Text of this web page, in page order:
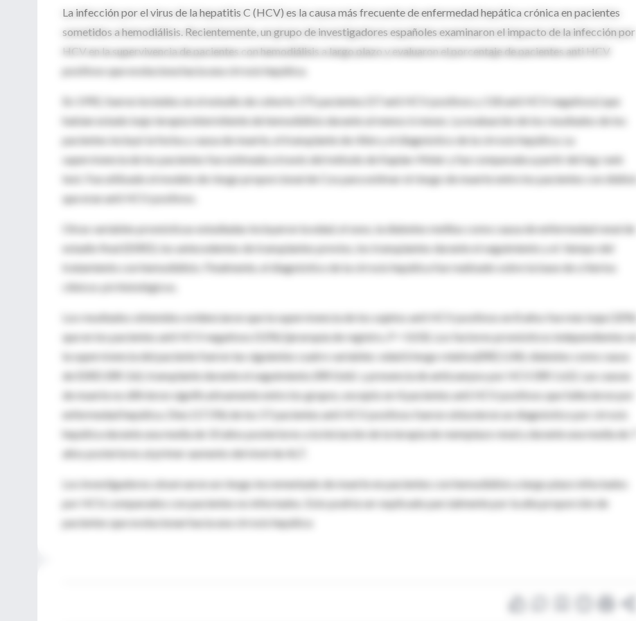
La infección por el virus de la hepatitis C (HCV) es la causa más frecuente de enfermedad hepática crónica en pacientes
sometidos a hemodiálisis. Recientemente, un grupo de investigadores españoles examinaron el impacto de la infección por
HCV en la supervivencia de pacientes con hemodiálisis a largo plazo y evaluaron el porcentaje de pacientes anti HCV
positivos que evoluciona hacia una cirrosis hepática.
En 1992, fueron incluidos en el estudio de cohorte 175 pacientes (57 anti HCV positivos y 118 anti HCV negativos) que
habían estado bajo terapia intermitente de hemodiálisis durante al menos 6 meses. La evaluación de los resultados de los
pacientes incluyó la fecha y causa de muerte, el transplante de riñón y el diagnóstico de la cirrosis hepática. La
supervivencia de los pacientes fue estimada a través del método de Kaplan-Meier y fue comparada a partir del log-rank
test. Fue utilizado el modelo de riesgo proporcional de Cox para estimar el riesgo de muerte entre los pacientes con diálisis
que eran anti HCV positivos.
Otras variables pronósticas estudiadas incluyeron la edad, el sexo, la diabetes melitus como causa de enfermedad renal de
estadio final (ESRD), los antecedentes de transplantes previos, los transplantes durante el seguimiento y el tiempo del
tratamiento con hemodiálisis. Finalmente, el diagnóstico de la cirrosis hepática fue realizado sobre la base de criterios
clínicos y/o histológicos.
Los resultados obtenidos evidenciaron que la supervivencia de los sujetos anti HCV positivos en 8 años fue más baja (32%)
que en los pacientes anti HCV negativos (52%) (jerarquía de registro, P = 0.03). Los factores pronósticos independientes en
la supervivencia del paciente fueron las siguientes cuatro variables: edad (riesgo relativo[RR] 1.04); diabetes como causa
de ESRD (RR 3.6); transplante durante el seguimiento (RR 0.66) y presencia de anticuerpos por HCV (RR 1.62). Las causas
de muerte no difirieron significativamente entre los grupos, excepto en 4 pacientes anti HCV positivos que fallecieron por
enfermedad hepática. Diez (17.5%) de los 57 pacientes anti HCV positivos fueron obtuvieron un diagnóstico por cirrosis
hepática durante una media de 10 años posteriores a la iniciación de la terapia de reemplazo renal y durante una media de 7
años posteriores al primer aumento del nivel de ALT.
Los investigadores observaron un riesgo incrementado de muerte en pacientes con hemodiálisis a largo plazo infectados
por HCV, comparados con pacientes no infectados. Esto podría ser explicado parcialmente por la alta proporción de
pacientes que evolucionan hacia una cirrosis hepática